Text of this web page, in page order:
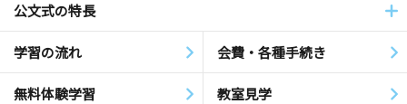
公文式の特長
学習の流れ 会費・各種手続き
無料体験学習 教室見学